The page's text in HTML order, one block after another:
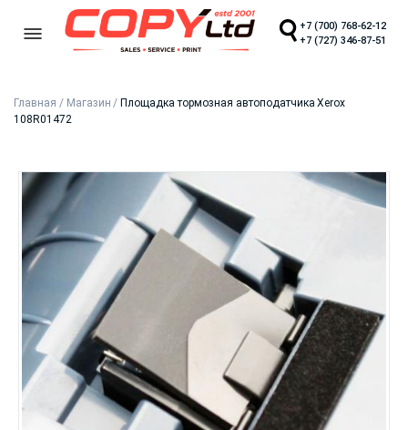
+7 (700) 768-62-12
+7 (727) 346-87-51
Главная / Магазин /Площадка тормозная автоподатчика Xerox
108R01472